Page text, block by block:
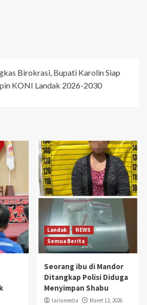
Birokrasi, Bupati Karolin Siap
KONI Landak 2026-2030
Landak
NEWS
Semua Berita
Seorang ibu di Mandor
Ditangkap Polisi Diduga
Menyimpan Shabu
tariumedia
Maret 12, 2026